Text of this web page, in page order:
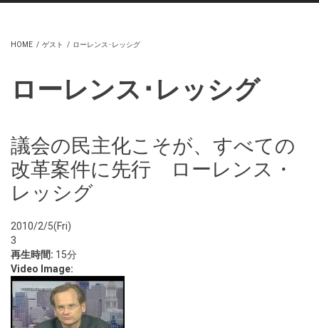
HOME / ゲスト / ローレンス･レッシグ
ローレンス･レッシグ
議会の民主化こそが、すべての
改革案件に先行 ローレンス・
レッシグ
2010/2/5(Fri)
3
再生時間: 15分
Video Image: